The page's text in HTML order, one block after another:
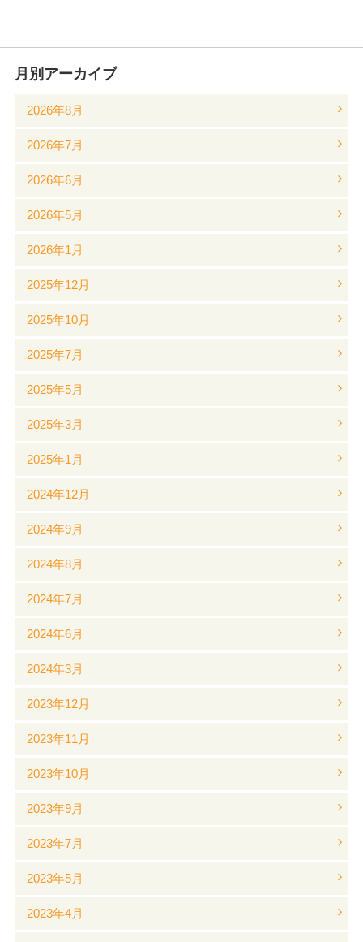
月別アーカイブ
2026年8月
2026年7月
2026年6月
2026年5月
2026年1月
2025年12月
2025年10月
2025年7月
2025年5月
2025年3月
2025年1月
2024年12月
2024年9月
2024年8月
2024年7月
2024年6月
2024年3月
2023年12月
2023年11月
2023年10月
2023年9月
2023年7月
2023年5月
2023年4月